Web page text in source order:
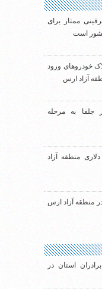
ممتاز برای
است
خودروهای ورود
آزاد ارس
جلفا به مرحله
میلیون دلاری منطقه آزاد
منطقه آزاد ارس
استان در